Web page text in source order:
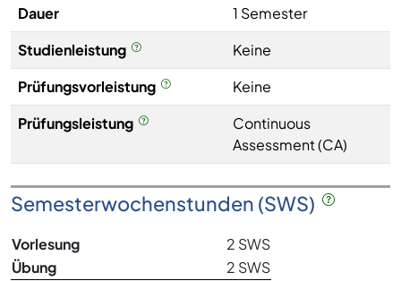
Dauer
1 Semester
Studienleistung
Keine
Prüfungsvorleistung
Keine
Prüfungsleistung
Continuous
Assessment (CA)
Semesterwochenstunden (SWS)
Vorlesung
2 SWS
Übung
2 SWS